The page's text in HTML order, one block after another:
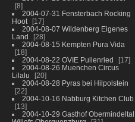
8
2004-07-31 Fensterbach Rocking
Hoot
17
2004-08-07 Wildenberg Eigenes
Land
28
2004-08-15 Kempten Pura Vida
18
2004-08-22 OVIE Pullenried
17
2004-08-26 Muenchen Circus
Lilalu
20
2004-08-28 Pyras bei Hilpolstein
22
2004-10-16 Nabburg Kitchen Club
13
2004-10-29 Gasthof Obermindeltal